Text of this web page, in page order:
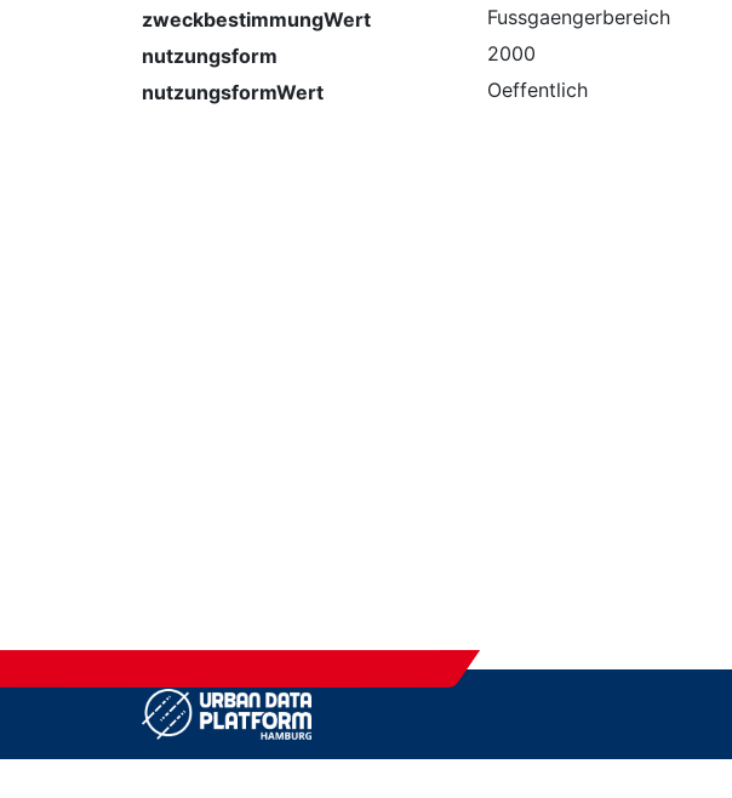
zweckbestimmungWert
Fussgaengerbereich
nutzungsform
2000
nutzungsformWert
Oeffentlich